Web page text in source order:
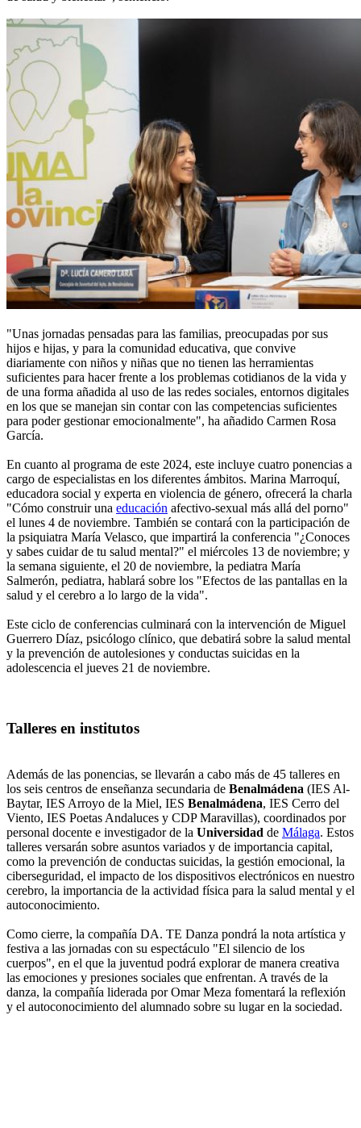
"Unas jornadas pensadas para las familias, preocupadas por sus
hijos e hijas, y para la comunidad educativa, que convive
diariamente con niños y niñas que no tienen las herramientas
suficientes para hacer frente a los problemas cotidianos de la vida y
de una forma añadida al uso de las redes sociales, entornos digitales
en los que se manejan sin contar con las competencias suficientes
para poder gestionar emocionalmente", ha añadido Carmen Rosa
García.
En cuanto al programa de este 2024, este incluye cuatro ponencias a
cargo de especialistas en los diferentes ámbitos. Marina Marroquí,
educadora social y experta en violencia de género, ofrecerá la charla
"Cómo construir una educación afectivo-sexual más allá del porno"
el lunes 4 de noviembre. También se contará con la participación de
la psiquiatra María Velasco, que impartirá la conferencia "¿Conoces
y sabes cuidar de tu salud mental?" el miércoles 13 de noviembre; y
la semana siguiente, el 20 de noviembre, la pediatra María
Salmerón, pediatra, hablará sobre los "Efectos de las pantallas en la
salud y el cerebro a lo largo de la vida".
Este ciclo de conferencias culminará con la intervención de Miguel
Guerrero Díaz, psicólogo clínico, que debatirá sobre la salud mental
y la prevención de autolesiones y conductas suicidas en la
adolescencia el jueves 21 de noviembre.
Talleres en institutos
Además de las ponencias, se llevarán a cabo más de 45 talleres en
los seis centros de enseñanza secundaria de Benalmádena (IES Al-
Baytar, IES Arroyo de la Miel, IES Benalmádena, IES Cerro del
Viento, IES Poetas Andaluces y CDP Maravillas), coordinados por
personal docente e investigador de la Universidad de Málaga. Estos
talleres versarán sobre asuntos variados y de importancia capital,
como la prevención de conductas suicidas, la gestión emocional, la
ciberseguridad, el impacto de los dispositivos electrónicos en nuestro
cerebro, la importancia de la actividad física para la salud mental y el
autoconocimiento.
Como cierre, la compañía DA. TE Danza pondrá la nota artística y
festiva a las jornadas con su espectáculo "El silencio de los
cuerpos", en el que la juventud podrá explorar de manera creativa
las emociones y presiones sociales que enfrentan. A través de la
danza, la compañía liderada por Omar Meza fomentará la reflexión
y el autoconocimiento del alumnado sobre su lugar en la sociedad.